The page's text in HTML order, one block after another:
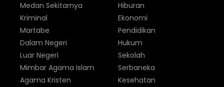
Medan Sekitarnya
Kriminal
Martabe
Dalam Negeri
Luar Negeri
Hiburan
Ekonomi
Pendidikan
Hukum
Sekolah
Mimbar Agama Islam
Agama Kristen
Serbaneka
Kesehatan